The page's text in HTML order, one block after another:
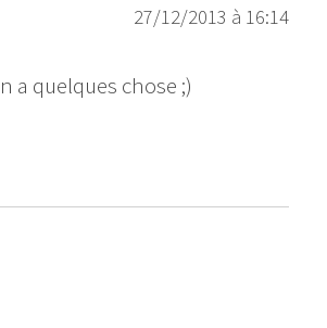
27/12/2013 à 16:14
a quelques chose ;)